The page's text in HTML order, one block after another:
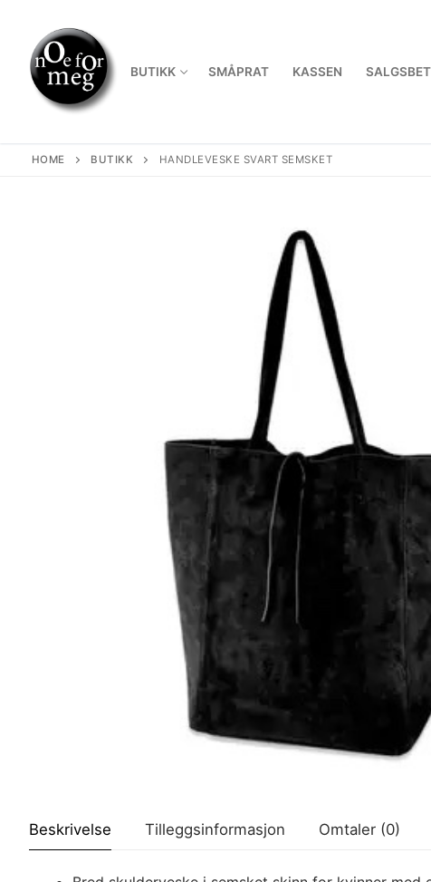
content
BUTIKK SMÅPRAT KASSEN
HOME BUTIKK HANDLEVESKE SVART SEMSKET
Beskrivelse Tilleggsinformasjon Omtaler (0)